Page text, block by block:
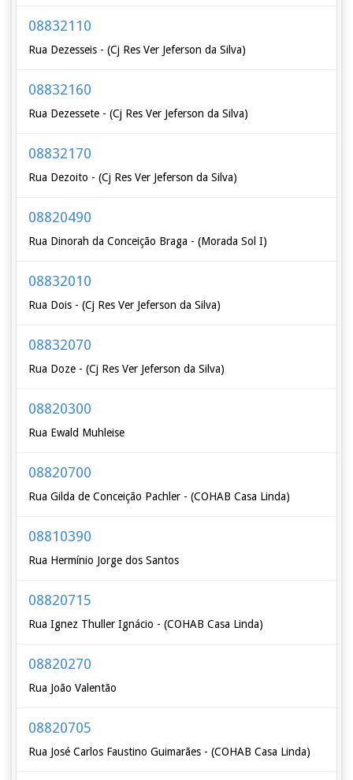
08832110
Rua Dezesseis - (Cj Res Ver Jeferson da Silva)
08832160
Rua Dezessete - (Cj Res Ver Jeferson da Silva)
08832170
Rua Dezoito - (Cj Res Ver Jeferson da Silva)
08820490
Rua Dinorah da Conceição Braga - (Morada Sol I)
08832010
Rua Dois - (Cj Res Ver Jeferson da Silva)
08832070
Rua Doze - (Cj Res Ver Jeferson da Silva)
08820300
Rua Ewald Muhleise
08820700
Rua Gilda de Conceição Pachler - (COHAB Casa Linda)
08810390
Rua Hermínio Jorge dos Santos
08820715
Rua Ignez Thuller Ignácio - (COHAB Casa Linda)
08820270
Rua João Valentão
08820705
Rua José Carlos Faustino Guimarães - (COHAB Casa Linda)